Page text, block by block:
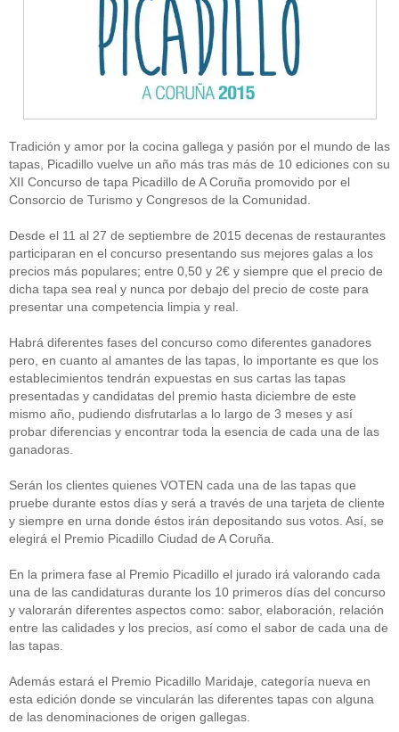
Tradición y amor por la cocina gallega y pasión por el mundo de las
tapas, Picadillo vuelve un año más tras más de 10 ediciones con su
XII Concurso de tapa Picadillo de A Coruña promovido por el
Consorcio de Turismo y Congresos de la Comunidad.
Desde el 11 al 27 de septiembre de 2015 decenas de restaurantes
participaran en el concurso presentando sus mejores galas a los
precios más populares; entre 0,50 y 2€ y siempre que el precio de
dicha tapa sea real y nunca por debajo del precio de coste para
presentar una competencia limpia y real.
Habrá diferentes fases del concurso como diferentes ganadores
pero, en cuanto al amantes de las tapas, lo importante es que los
establecimientos tendrán expuestas en sus cartas las tapas
presentadas y candidatas del premio hasta diciembre de este
mismo año, pudiendo disfrutarlas a lo largo de 3 meses y así
probar diferencias y encontrar toda la esencia de cada una de las
ganadoras.
Serán los clientes quienes VOTEN cada una de las tapas que
pruebe durante estos días y será a través de una tarjeta de cliente
y siempre en urna donde éstos irán depositando sus votos. Así, se
elegirá el Premio Picadillo Ciudad de A Coruña.
En la primera fase al Premio Picadillo el jurado irá valorando cada
una de las candidaturas durante los 10 primeros días del concurso
y valorarán diferentes aspectos como: sabor, elaboración, relación
entre las calidades y los precios, así como el sabor de cada una de
las tapas.
Además estará el Premio Picadillo Maridaje, categoría nueva en
esta edición donde se vincularán las diferentes tapas con alguna
de las denominaciones de origen gallegas.